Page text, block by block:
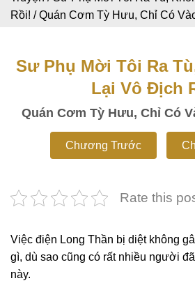
Rồi! /Quán Cơm Tỳ Hưu, Chỉ Có
Sư Phụ Mời Tôi Ra
Lại Vô Địch
Quán Cơm Tỳ Hưu, Chỉ Có
Chương Trước
Rate this
Việc điện Long Thần bị diệt không
gì, dù sao cũng có rất nhiều người
này.